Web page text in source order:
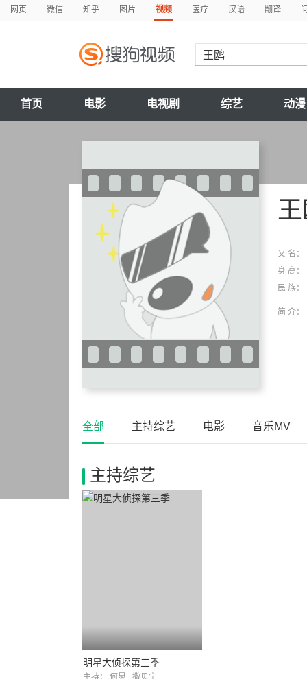
网页 微信 知乎 图片 视频 医疗 汉语 翻译
首页 电影 电视剧 综艺 动漫
又 名：
身 高：
民 族：
简 介：
全部 主持综艺 电影 音乐MV
主持综艺
明星大侦探第三季
主持： 何炅 撒贝宁